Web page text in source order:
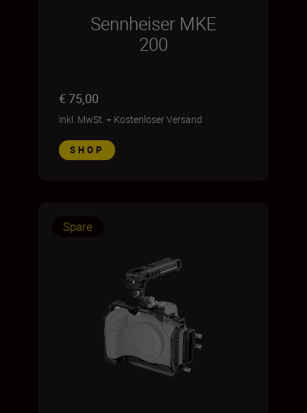
Sennheiser MKE
200
€ 75,00
inkl. MwSt. + Kostenloser Versand
SHOP
Spare